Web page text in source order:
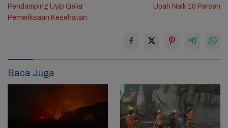
Pendamping Uyip Gelar
Pemeriksaan Kesehatan
Upah Naik 10 Persen
Baca Juga